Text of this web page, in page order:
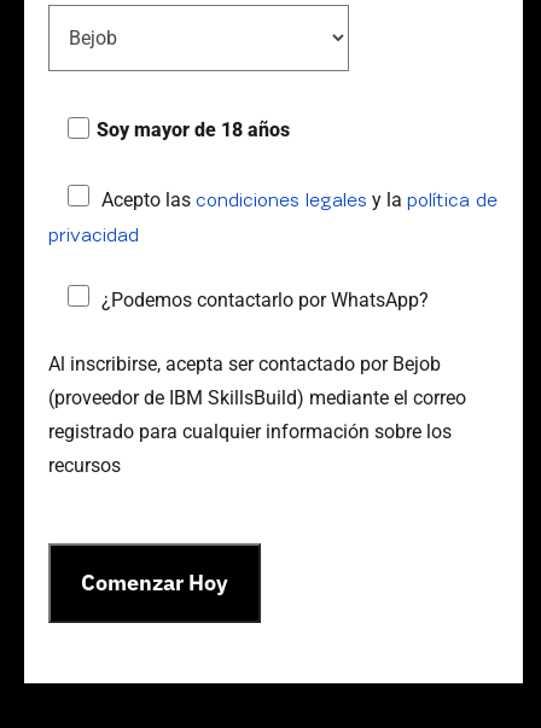
Soy mayor de 18 años
Acepto las condiciones legales y la política de
privacidad
¿Podemos contactarlo por WhatsApp?
Al inscribirse, acepta ser contactado por Bejob
(proveedor de IBM SkillsBuild) mediante el correo
registrado para cualquier información sobre los
recursos